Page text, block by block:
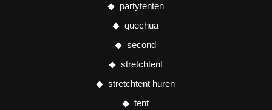
partytenten
quechua
second
stretchtent
stretchtent huren
tent